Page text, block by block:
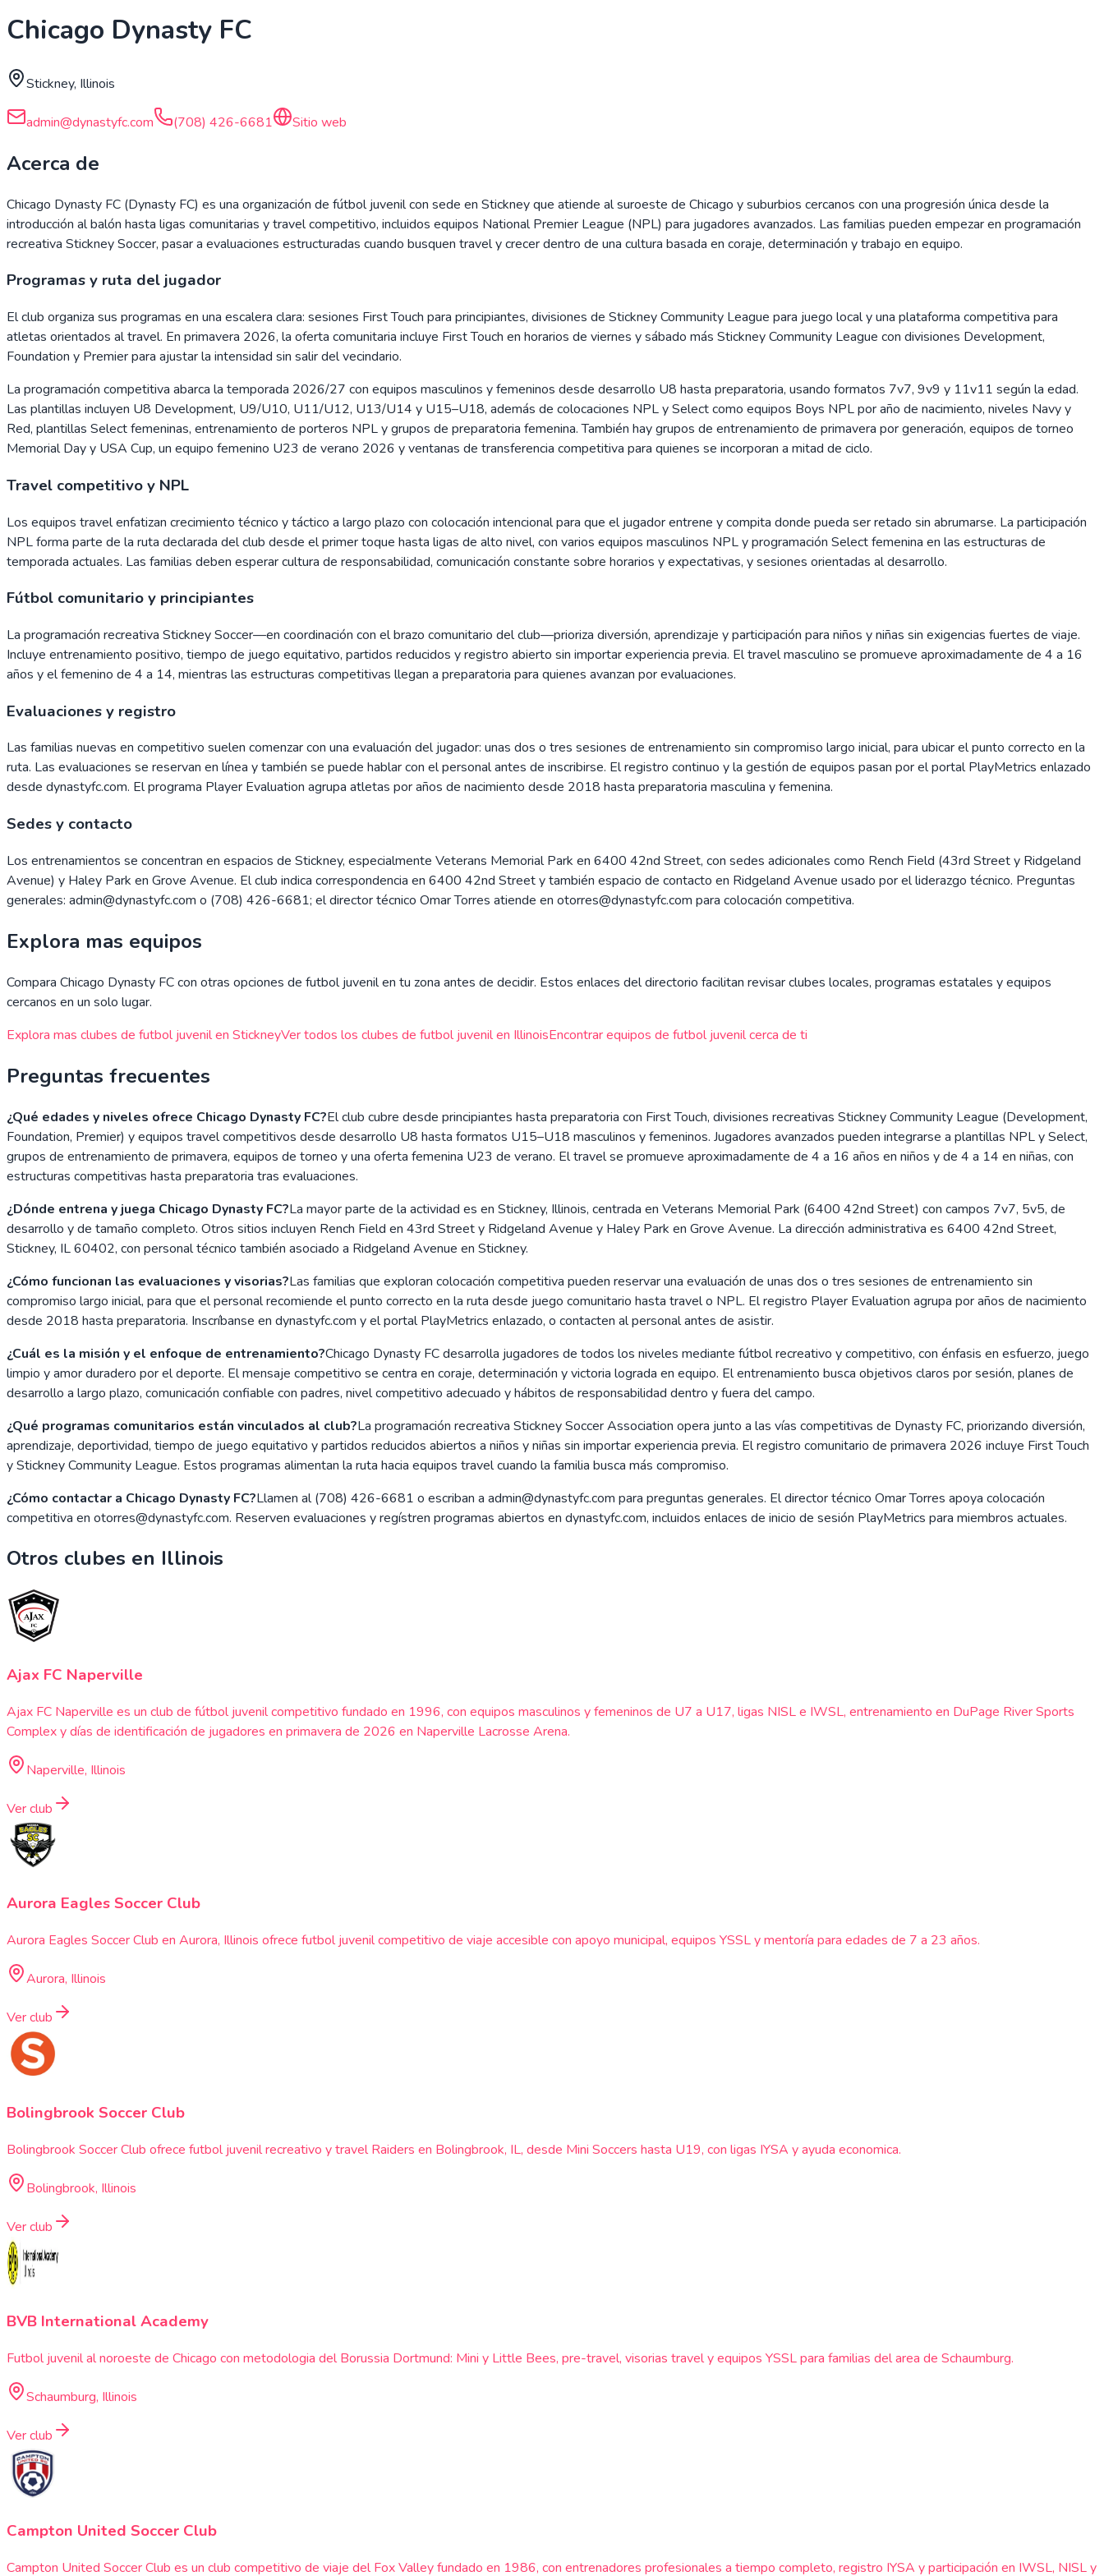
Chicago Dynasty FC
Stickney, Illinois
admin@dynastyfc.com (708) 426-6681 Sitio web
Acerca de
Chicago Dynasty FC (Dynasty FC) es una organización de fútbol juvenil con sede en Stickney que atiende al suroeste de Chicago y suburbios cercanos con una progresión única desde la
introducción al balón hasta ligas comunitarias y travel competitivo, incluidos equipos National Premier League (NPL) para jugadores avanzados. Las familias pueden empezar en programación
recreativa Stickney Soccer, pasar a evaluaciones estructuradas cuando busquen travel y crecer dentro de una cultura basada en coraje, determinación y trabajo en equipo.
Programas y ruta del jugador
El club organiza sus programas en una escalera clara: sesiones First Touch para principiantes, divisiones de Stickney Community League para juego local y una plataforma competitiva para
atletas orientados al travel. En primavera 2026, la oferta comunitaria incluye First Touch en horarios de viernes y sábado más Stickney Community League con divisiones Development,
Foundation y Premier para ajustar la intensidad sin salir del vecindario.
La programación competitiva abarca la temporada 2026/27 con equipos masculinos y femeninos desde desarrollo U8 hasta preparatoria, usando formatos 7v7, 9v9 y 11v11 según la edad.
Las plantillas incluyen U8 Development, U9/U10, U11/U12, U13/U14 y U15–U18, además de colocaciones NPL y Select como equipos Boys NPL por año de nacimiento, niveles Navy y
Red, plantillas Select femeninas, entrenamiento de porteros NPL y grupos de preparatoria femenina. También hay grupos de entrenamiento de primavera por generación, equipos de torneo
Memorial Day y USA Cup, un equipo femenino U23 de verano 2026 y ventanas de transferencia competitiva para quienes se incorporan a mitad de ciclo.
Travel competitivo y NPL
Los equipos travel enfatizan crecimiento técnico y táctico a largo plazo con colocación intencional para que el jugador entrene y compita donde pueda ser retado sin abrumarse. La participación
NPL forma parte de la ruta declarada del club desde el primer toque hasta ligas de alto nivel, con varios equipos masculinos NPL y programación Select femenina en las estructuras de
temporada actuales. Las familias deben esperar cultura de responsabilidad, comunicación constante sobre horarios y expectativas, y sesiones orientadas al desarrollo.
Fútbol comunitario y principiantes
La programación recreativa Stickney Soccer—en coordinación con el brazo comunitario del club—prioriza diversión, aprendizaje y participación para niños y niñas sin exigencias fuertes de viaje.
Incluye entrenamiento positivo, tiempo de juego equitativo, partidos reducidos y registro abierto sin importar experiencia previa. El travel masculino se promueve aproximadamente de 4 a 16
años y el femenino de 4 a 14, mientras las estructuras competitivas llegan a preparatoria para quienes avanzan por evaluaciones.
Evaluaciones y registro
Las familias nuevas en competitivo suelen comenzar con una evaluación del jugador: unas dos o tres sesiones de entrenamiento sin compromiso largo inicial, para ubicar el punto correcto en la
ruta. Las evaluaciones se reservan en línea y también se puede hablar con el personal antes de inscribirse. El registro continuo y la gestión de equipos pasan por el portal PlayMetrics enlazado
desde dynastyfc.com. El programa Player Evaluation agrupa atletas por años de nacimiento desde 2018 hasta preparatoria masculina y femenina.
Sedes y contacto
Los entrenamientos se concentran en espacios de Stickney, especialmente Veterans Memorial Park en 6400 42nd Street, con sedes adicionales como Rench Field (43rd Street y Ridgeland
Avenue) y Haley Park en Grove Avenue. El club indica correspondencia en 6400 42nd Street y también espacio de contacto en Ridgeland Avenue usado por el liderazgo técnico. Preguntas
generales: admin@dynastyfc.com o (708) 426-6681; el director técnico Omar Torres atiende en otorres@dynastyfc.com para colocación competitiva.
Explora mas equipos
Compara Chicago Dynasty FCcon otras opciones de futbol juvenil en tu zona antes de decidir. Estos enlaces del directorio facilitan revisar clubes locales, programas estatales y equipos
cercanos en un solo lugar.
Explora mas clubes de futbol juvenil en StickneyVer todos los clubes de futbol juvenil en IllinoisEncontrar equipos de futbol juvenil cerca de ti
Preguntas frecuentes
¿Qué edades y niveles ofrece Chicago Dynasty FC?El club cubre desde principiantes hasta preparatoria con First Touch, divisiones recreativas Stickney Community League (Development,
Foundation, Premier) y equipos travel competitivos desde desarrollo U8 hasta formatos U15–U18 masculinos y femeninos. Jugadores avanzados pueden integrarse a plantillas NPL y Select,
grupos de entrenamiento de primavera, equipos de torneo y una oferta femenina U23 de verano. El travel se promueve aproximadamente de 4 a 16 años en niños y de 4 a 14 en niñas, con
estructuras competitivas hasta preparatoria tras evaluaciones.
¿Dónde entrena y juega Chicago Dynasty FC?La mayor parte de la actividad es en Stickney, Illinois, centrada en Veterans Memorial Park (6400 42nd Street) con campos 7v7, 5v5, de
desarrollo y de tamaño completo. Otros sitios incluyen Rench Field en 43rd Street y Ridgeland Avenue y Haley Park en Grove Avenue. La dirección administrativa es 6400 42nd Street,
Stickney, IL 60402, con personal técnico también asociado a Ridgeland Avenue en Stickney.
¿Cómo funcionan las evaluaciones y visorias?Las familias que exploran colocación competitiva pueden reservar una evaluación de unas dos o tres sesiones de entrenamiento sin
compromiso largo inicial, para que el personal recomiende el punto correcto en la ruta desde juego comunitario hasta travel o NPL. El registro Player Evaluation agrupa por años de nacimiento
desde 2018 hasta preparatoria. Inscríbanse en dynastyfc.com y el portal PlayMetrics enlazado, o contacten al personal antes de asistir.
¿Cuál es la misión y el enfoque de entrenamiento?Chicago Dynasty FC desarrolla jugadores de todos los niveles mediante fútbol recreativo y competitivo, con énfasis en esfuerzo, juego
limpio y amor duradero por el deporte. El mensaje competitivo se centra en coraje, determinación y victoria lograda en equipo. El entrenamiento busca objetivos claros por sesión, planes de
desarrollo a largo plazo, comunicación confiable con padres, nivel competitivo adecuado y hábitos de responsabilidad dentro y fuera del campo.
¿Qué programas comunitarios están vinculados al club?La programación recreativa Stickney Soccer Association opera junto a las vías competitivas de Dynasty FC, priorizando diversión,
aprendizaje, deportividad, tiempo de juego equitativo y partidos reducidos abiertos a niños y niñas sin importar experiencia previa. El registro comunitario de primavera 2026 incluye First Touch
y Stickney Community League. Estos programas alimentan la ruta hacia equipos travel cuando la familia busca más compromiso.
¿Cómo contactar a Chicago Dynasty FC?Llamen al (708) 426-6681 o escriban a admin@dynastyfc.com para preguntas generales. El director técnico Omar Torres apoya colocación
competitiva en otorres@dynastyfc.com. Reserven evaluaciones y regístren programas abiertos en dynastyfc.com, incluidos enlaces de inicio de sesión PlayMetrics para miembros actuales.
Otros clubes en Illinois
Ajax FC Naperville
Ajax FC Naperville es un club de fútbol juvenil competitivo fundado en 1996, con equipos masculinos y femeninos de U7 a U17, ligas NISL e IWSL, entrenamiento en DuPage River Sports
Complex y días de identificación de jugadores en primavera de 2026 en Naperville Lacrosse Arena.
Naperville, Illinois
Ver club
Aurora Eagles Soccer Club
Aurora Eagles Soccer Club en Aurora, Illinois ofrece futbol juvenil competitivo de viaje accesible con apoyo municipal, equipos YSSL y mentoría para edades de 7 a 23 años.
Aurora, Illinois
Ver club
Bolingbrook Soccer Club
Bolingbrook Soccer Club ofrece futbol juvenil recreativo y travel Raiders en Bolingbrook, IL, desde Mini Soccers hasta U19, con ligas IYSA y ayuda economica.
Bolingbrook, Illinois
Ver club
BVB International Academy
Futbol juvenil al noroeste de Chicago con metodologia del Borussia Dortmund: Mini y Little Bees, pre-travel, visorias travel y equipos YSSL para familias del area de Schaumburg.
Schaumburg, Illinois
Ver club
Campton United Soccer Club
Campton United Soccer Club es un club competitivo de viaje del Fox Valley fundado en 1986, con entrenadores profesionales a tiempo completo, registro IYSA y participación en IWSL, NISL y